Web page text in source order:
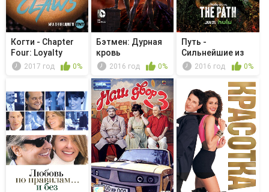
Когти - Chapter
Four: Loyalty
2017 год 0%
Бэтмен: Дурная
кровь
2016 год 0%
Путь -
Сильнейшие из
душ2016 год 0%